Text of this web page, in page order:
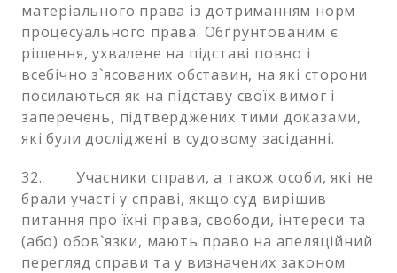
матеріального права із дотриманням норм
процесуального права. Обґрунтованим є
рішення, ухвалене на підставі повно і
всебічно з`ясованих обставин, на які сторони
посилаються як на підставу своїх вимог і
заперечень, підтверджених тими доказами,
які були досліджені в судовому засіданні.
32. Учасники справи, а також особи, які не
брали участі у справі, якщо суд вирішив
питання про їхні права, свободи, інтереси та
(або) обов`язки, мають право на апеляційний
перегляд справи та у визначених законом